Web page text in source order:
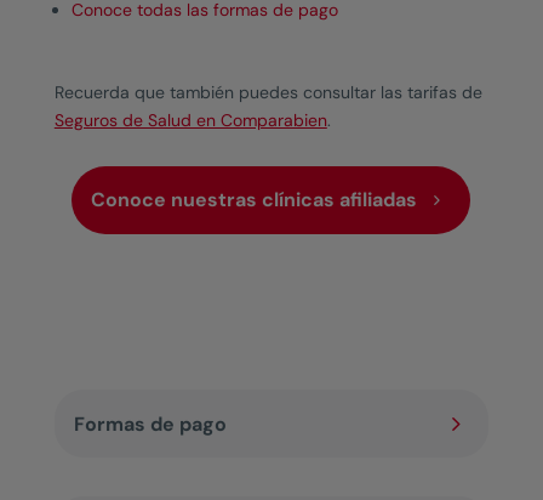
Conoce todas las formas de pago
Recuerda que también puedes consultar las tarifas de
Seguros de Salud en Comparabien.
Conoce nuestras clínicas afiliadas
Formas de pago 5